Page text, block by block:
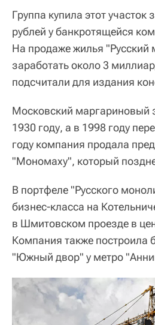
Группа купила этот
рублей у банкротящейся
На продаже жилья "Русский
заработать около 3
подсчитали для издания
Московский маргариновый
1930 году, а в 1998 году
году компания продала
"Мономаху", который
В портфеле "Русского
бизнес-класса на
в Шмитовском проезде в
Компания также построила
"Южный двор" у метро